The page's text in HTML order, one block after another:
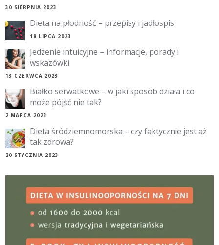
30 SIERPNIA 2023
Dieta na płodność – przepisy i jadłospis
18 LIPCA 2023
Jedzenie intuicyjne – informacje, porady i
wskazówki
13 CZERWCA 2023
Białko serwatkowe – w jaki sposób działa i co
może pójść nie tak?
2 MARCA 2023
Dieta śródziemnomorska – czy faktycznie jest aż
tak zdrowa?
20 STYCZNIA 2023